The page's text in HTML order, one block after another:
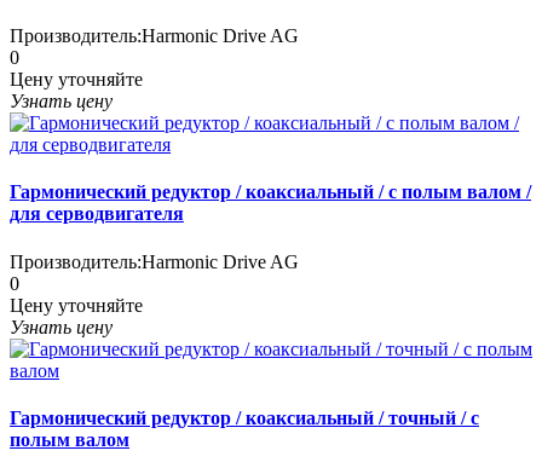
Производитель:Harmonic Drive AG
0
Цену уточняйте
Узнать цену
Гармонический редуктор / коаксиальный / с полым валом /
для серводвигателя
Производитель:Harmonic Drive AG
0
Цену уточняйте
Узнать цену
Гармонический редуктор / коаксиальный / точный / с
полым валом